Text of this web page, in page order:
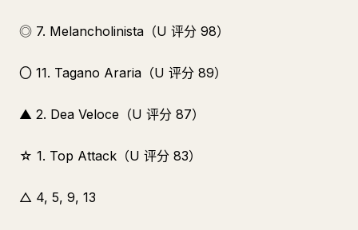
◎ 7. Melancholinista（U 评分 98）
〇 11. Tagano Araria（U 评分 89）
▲ 2. Dea Veloce（U 评分 87）
☆ 1. Top Attack（U 评分 83）
△ 4, 5, 9, 13